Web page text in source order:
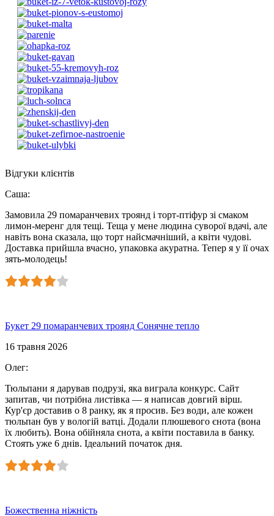
Відгуки клієнтів
Саша:
Замовила 29 помаранчевих троянд і торт-птіфур зі смаком
лимон-меренг для тещі. Теща у мене людина суворої вдачі, але
навіть вона сказала, що торт найсмачніший, а квіти чудові.
Доставка прийшла вчасно, упаковка акуратна. Тепер я у її очах
зять-молодець!
Букет 29 помаранчевих троянд Сонячне тепло
16 травня 2026
Олег:
Тюльпани я дарував подрузі, яка виграла конкурс. Сайт
запитав, чи потрібна листівка — я написав довгий вірш.
Кур'єр доставив о 8 ранку, як я просив. Без води, але кожен
тюльпан був у вологій ватці. Додали плюшевого єнота (вона
їх любить). Вона обійняла єнота, а квіти поставила в банку.
Стоять уже 6 днів. Ідеальний початок дня.
Божественна ніжність